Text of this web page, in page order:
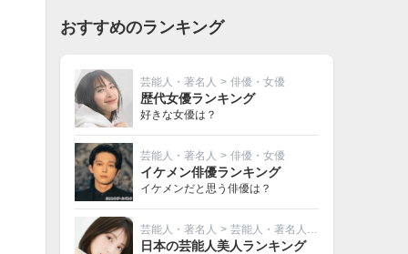
おすすめのランキング
芸能人・著名人 > 俳優・女優
歴代女優ランキング
好きな女優は？
芸能人・著名人 > 俳優・女優
イケメン俳優ランキング
イケメンだと思う俳優は？
芸能人・著名人 > 芸能人・著名人その他
日本の芸能人美人ランキング